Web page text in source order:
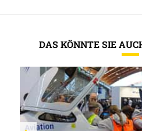
DAS KÖNNTE SIE